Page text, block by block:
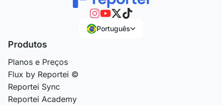
Português
Produtos
Planos e Preços
Flux by Reportei ©
Reportei Sync
Reportei Academy